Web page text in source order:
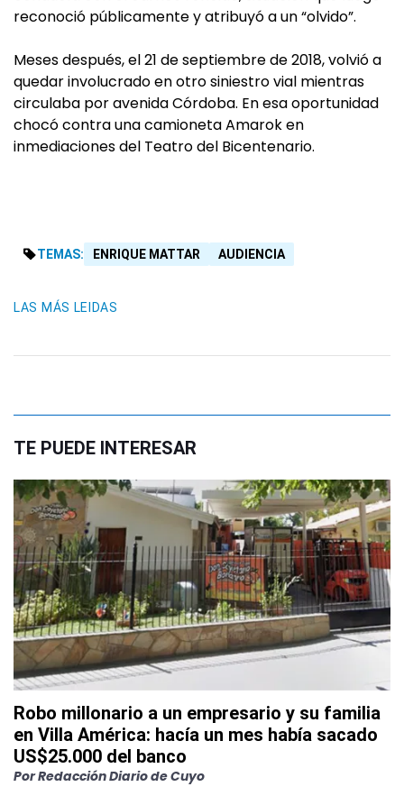
reconoció públicamente y atribuyó a un “olvido”.
Meses después, el 21 de septiembre de 2018, volvió a
quedar involucrado en otro siniestro vial mientras
circulaba por avenida Córdoba. En esa oportunidad
chocó contra una camioneta Amarok en
inmediaciones del Teatro del Bicentenario.
TEMAS: ENRIQUE MATTAR AUDIENCIA
LAS MÁS LEIDAS
TE PUEDE INTERESAR
Robo millonario a un empresario y su familia
en Villa América: hacía un mes había sacado
US$25.000 del banco
PorRedacción Diario de Cuyo